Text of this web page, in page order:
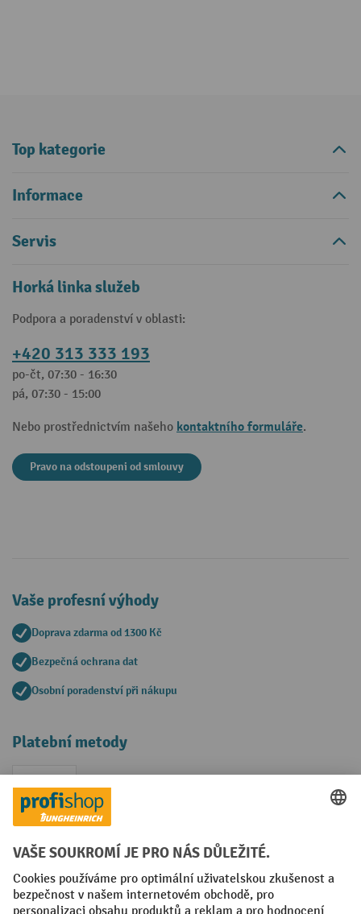
Top kategorie
Informace
Servis
Horká linka služeb
Podpora a poradenství v oblasti:
+420 313 333 193
po-čt, 07:30 - 16:30
pá, 07:30 - 15:00
Nebo prostřednictvím našeho kontaktního formuláře.
Pravo na odstoupeni od smlouvy
Vaše profesní výhody
Doprava zdarma od 1300 Kč
Bezpečná ochrana dat
Osobní poradenství při nákupu
Platební metody
Faktura
Sociální sítě
Facebook
YouTubeLinkedIn